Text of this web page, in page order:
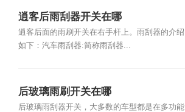
逍客后雨刮器开关在哪
逍客后面的雨刷开关在右手杆上。雨刮器的介绍
如下：汽车雨刮器:简称雨刮器...
后玻璃雨刷开关在哪
后玻璃雨刮器开关，大多数的车型都是在多功能